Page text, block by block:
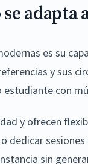
es su
y sus
con
y ofrecen
dedicar
sin